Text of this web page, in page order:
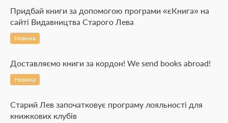
Придбай книги за допомогою програми «єКнига» на
сайті Видавництва Старого Лева
Новина
Доставляємо книги за кордон! We send books abroad!
Новина
Старий Лев започатковує програму лояльності для
книжкових клубів